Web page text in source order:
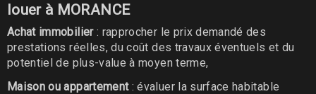
louer à MORANCE
Achat immobilier: rapprocher le prix demandé des
prestations réelles, du coût des travaux éventuels et du
potentiel de plus-value à moyen terme,
Maison ou appartement: évaluer la surface habitable